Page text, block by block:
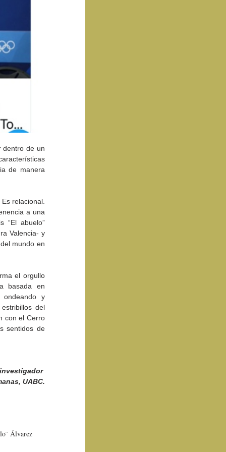
dentro de un
de manera
relacional.
a una
“El abuelo”
Valencia- y
mundo en
el orgullo
basada en
ondeando y
del
con el Cerro
sentidos de
UABC.
Álvarez